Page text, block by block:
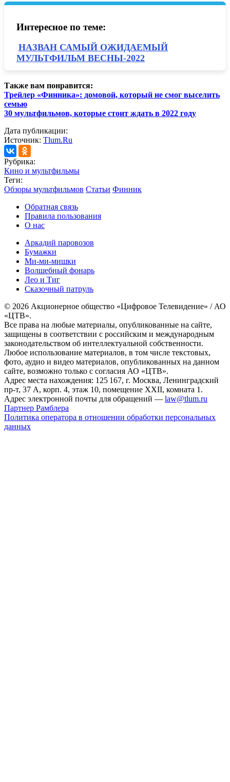
Интересное по теме:
НАЗВАН САМЫЙ ОЖИДАЕМЫЙ
МУЛЬТФИЛЬМ ВЕСНЫ-2022
Также вам понравится:
Трейлер «Финника»: домовой, который не смог выселить
семью
30 мультфильмов, которые стоит ждать в 2022 году
Дата публикации:
Источник: Tlum.Ru
Рубрика:
Кино и мультфильмы
Теги:
Обзоры мультфильмов Статьи Финник
Обратная связь
Правила пользования
О нас
Аркадий паровозов
Бумажки
Ми-ми-мишки
Волшебный фонарь
Лео и Тиг
Сказочный патруль
© 2026 Акционерное общество «Цифровое Телевидение» / АО
«ЦТВ».
Все права на любые материалы, опубликованные на сайте,
защищены в соответствии с российским и международным
законодательством об интеллектуальной собственности.
Любое использование материалов, в том числе текстовых,
фото, аудио и видео материалов, опубликованных на данном
сайте, возможно только с согласия АО «ЦТВ».
Адрес места нахождения: 125 167, г. Москва, Ленинградский
пр-т, 37 А, корп. 4, этаж 10, помещение XXII, комната 1.
Адрес электронной почты для обращений — law@tlum.ru
Партнер Рамблера
Политика оператора в отношении обработки персональных
данных